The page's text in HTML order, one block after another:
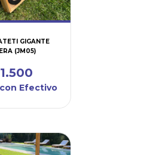
GIGANTE
(JM05)
con Efectivo